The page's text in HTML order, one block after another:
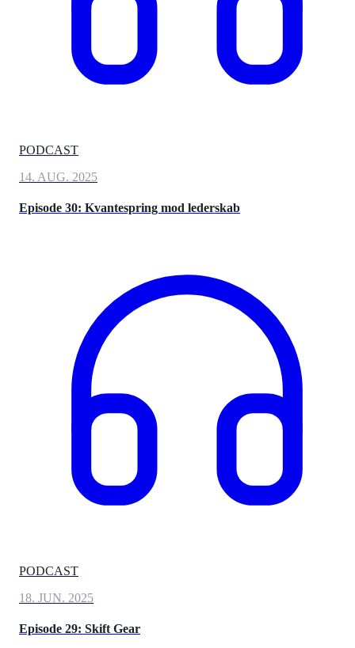
PODCAST
14. AUG. 2025
Episode 30: Kvantespring mod lederskab
PODCAST
18. JUN. 2025
Episode 29: Skift Gear